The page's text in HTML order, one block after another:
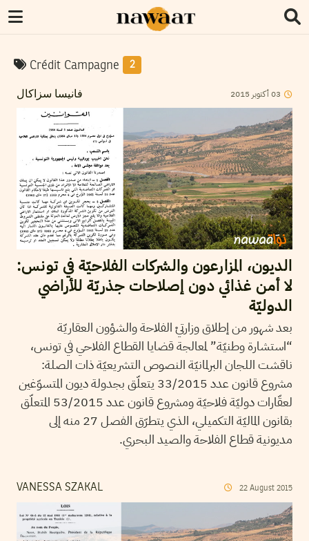
Crédit Campagne 2
فانيسا سزاكال 03أكتوبر 2015
الديون، المزارعون والشركات الفلاحيّة في تونس:
لا أمن غذائي دون إصلاحات جذريّة للأراضي
الدوليّة
بعد شهور من إطلاق وزارتيْ الفلاحة والشؤون العقاريّة
“استشارة وطنيّة” لمعالجة قضايا القطاع الفلاحي في تونس،
ناقشت اللجان البرلمانيّة النصوص التشريعيّة ذات الصلة:
مشروع قانون عدد 33/2015 يتعلّق بجدولة ديون المتسوّغين
لعقّارات دوليّة فلاحيّة ومشروع قانون عدد 53/2015 المتعلّق
بقانون الماليّة التكميلي، الذي يتطرّق الفصل 27 منه إلى
مديونية قطاع الفلاحة والصيد البحري.
VANESSA SZAKAL 22 August 2015